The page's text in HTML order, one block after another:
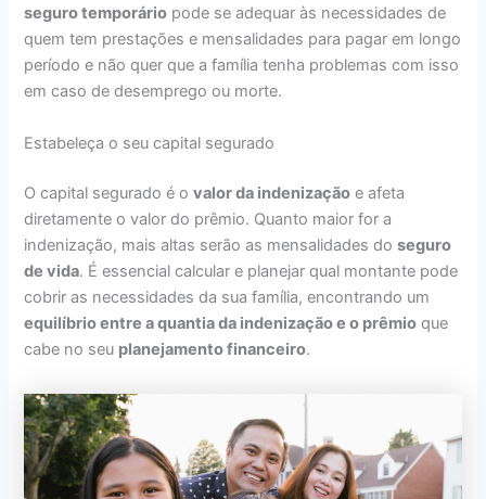
seguro temporário pode se adequar às necessidades de
quem tem prestações e mensalidades para pagar em longo
período e não quer que a família tenha problemas com isso
em caso de desemprego ou morte.
Estabeleça o seu capital segurado
O capital segurado é ovalor da indenização e afeta
diretamente o valor do prêmio. Quanto maior for a
indenização, mais altas serão as mensalidades doseguro
de vida. É essencial calcular e planejar qual montante pode
cobrir as necessidades da sua família, encontrando um
equilíbrio entre a quantia da indenização e o prêmio que
cabe no seu planejamento financeiro.